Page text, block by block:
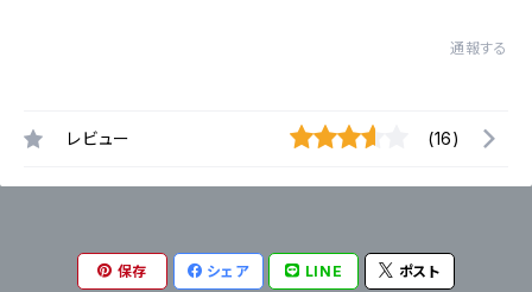
通報する
レビュー (16)
保存 シェア LINE ポスト